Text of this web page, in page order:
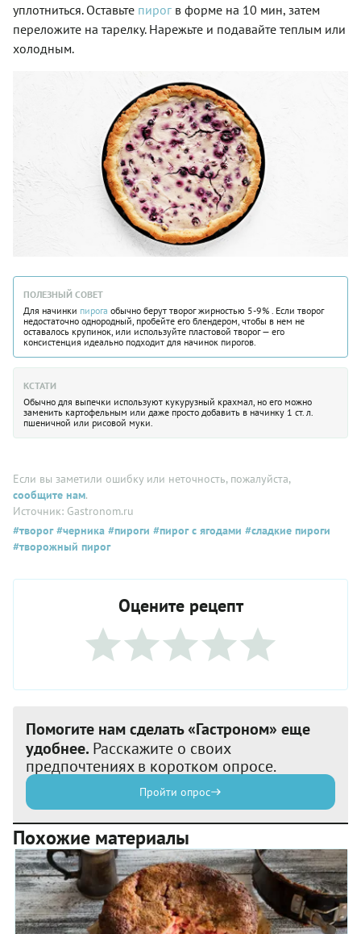
уплотниться. Оставьте пирог в форме на 10 мин, затем
переложите на тарелку. Нарежьте и подавайте теплым или
холодным.
ПОЛЕЗНЫЙ СОВЕТ
Для начинки пирога обычно берут творог жирностью 5-9% . Если творог
недостаточно однородный, пробейте его блендером, чтобы в нем не
оставалось крупинок, или используйте пластовой творог — его
консистенция идеально подходит для начинок пирогов.
КСТАТИ
Обычно для выпечки используют кукурузный крахмал, но его можно
заменить картофельным или даже просто добавить в начинку 1 ст. л.
пшеничной или рисовой муки.
Если вы заметили ошибку или неточность, пожалуйста,
сообщите нам.
Источник: Gastronom.ru
#творог#черника #пироги #пирог с ягодами #сладкие пироги
#творожный пирог
Оцените рецепт
Помогите нам сделать «Гастроном» еще
удобнее. Расскажите о своих
предпочтениях в коротком опросе.
Пройти опрос
Похожие материалы